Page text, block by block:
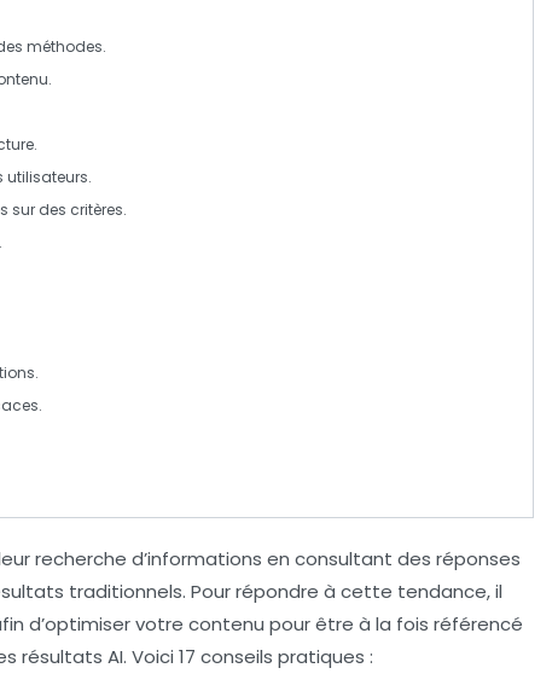
méthodes.
.
utilisateurs.
sur des critères.
recherche d’informations en consultant des réponses
traditionnels. Pour répondre à cette tendance, il
d’optimiser votre contenu pour être à la fois référencé
résultats AI. Voici 17 conseils pratiques :